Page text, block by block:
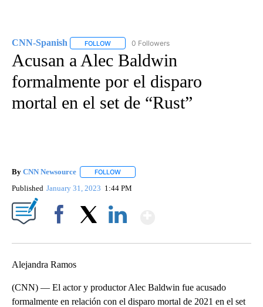
CNN-Spanish FOLLOW FOLLOW "CNN-SPANISH" TO RECEIVE
0 Followers
Acusan a Alec Baldwin
formalmente por el disparo
mortal en el set de “Rust”
By CNN Newsource FOLLOW
Published January 31, 2023 1:44 PM
Alejandra Ramos
(CNN) — El actor y productor Alec Baldwin fue acusado
formalmente en relación con el disparo mortal de 2021 en el set